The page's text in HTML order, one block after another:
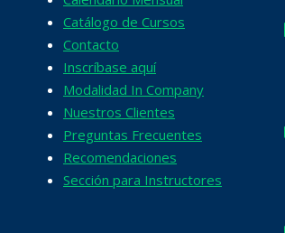
Catálogo de Cursos
Contacto
Inscríbase aquí
Modalidad In Company
Nuestros Clientes
Preguntas Frecuentes
Recomendaciones
Sección para Instructores